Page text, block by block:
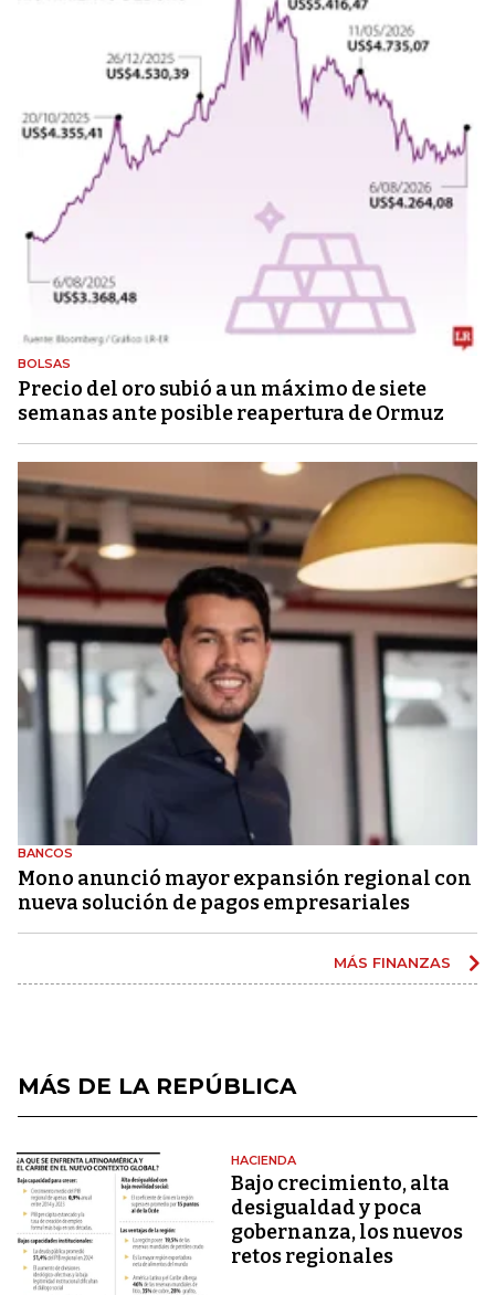
BOLSAS
Precio del oro subió a un máximo de siete
semanas ante posible reapertura de Ormuz
BANCOS
Mono anunció mayor expansión regional con
nueva solución de pagos empresariales
MÁS FINANZAS
MÁS DE LA REPÚBLICA
HACIENDA
Bajo crecimiento, alta
desigualdad y poca
gobernanza, los nuevos
retos regionales